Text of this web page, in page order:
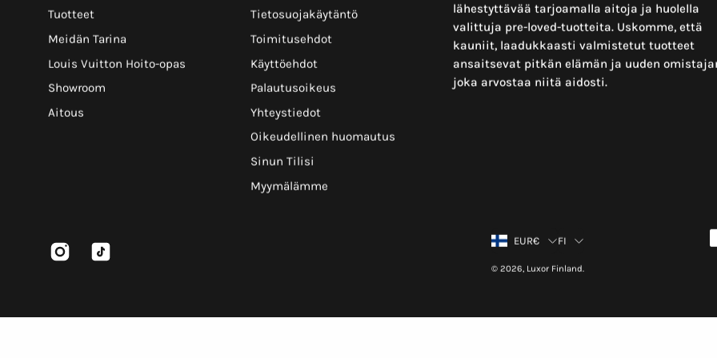
Tuotteet
Meidän Tarina
Louis Vuitton Hoito-opas
Showroom
Aitous
Tietosuojakäytäntö
Toimitusehdot
Käyttöehdot
Palautusoikeus
Yhteystiedot
Oikeudellinen huomautus
Sinun Tilisi
Myymälämme
lähestyttävää tarjoamalla aitoja ja huolella
valittuja pre-loved-tuotteita. Uskomme, että
kauniit, laadukkaasti valmistetut tuotteet
ansaitsevat pitkän elämän ja uuden
joka arvostaa niitä aidosti.
Country
EUR€ Language
FI
© 2026, Luxor Finland.